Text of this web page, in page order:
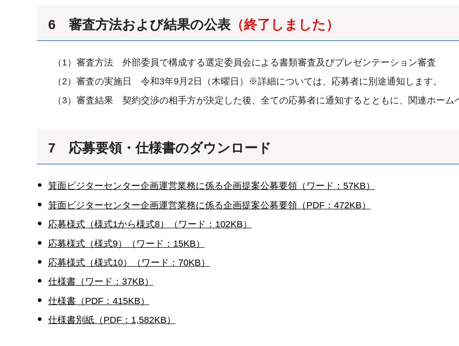
6 審査方法および結果の公表 （終了しました）
（1）審査方法 外部委員で構成する選定委員会による書類審査及びプレゼンテーション審査
（2）審査の実施日 令和3年9月2日（木曜日）※詳細については、応募者に別途通知します。
（3）審査結果 契約交渉の相手方が決定した後、全ての応募者に通知するとともに、関連ホーム
7 応募要領・仕様書のダウンロード
箕面ビジターセンター企画運営業務に係る企画提案公募要領（ワード：57KB）
箕面ビジターセンター企画運営業務に係る企画提案公募要領（PDF：472KB）
応募様式（様式1から様式8）（ワード：102KB）
応募様式（様式9）（ワード：15KB）
応募様式（様式10）（ワード：70KB）
仕様書（ワード：37KB）
仕様書（PDF：415KB）
仕様書別紙（PDF：1,582KB）